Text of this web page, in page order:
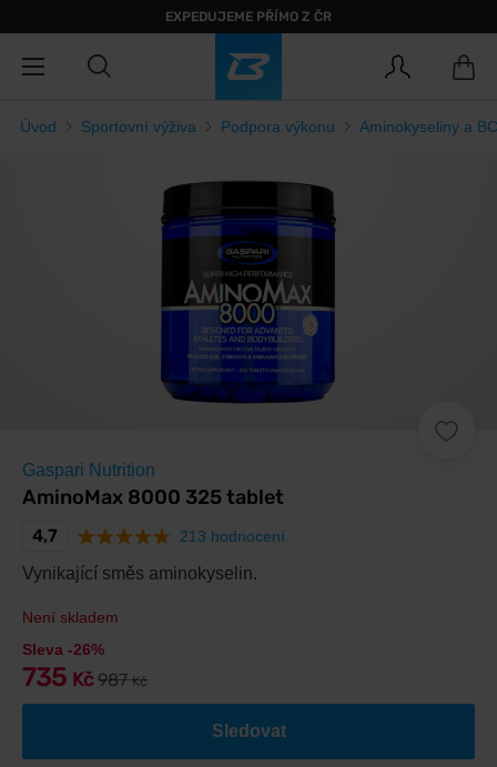
EXPEDUJEME PŘÍMO Z ČR
Úvod Sportovní výživa Podpora výkonu Aminokyseliny a
Gaspari Nutrition
AminoMax 8000 325 tablet
4,7 213 hodnocení
Vynikající směs aminokyselin.
Není skladem
Sleva -26%
735 Kč 987Kč
Sledovat